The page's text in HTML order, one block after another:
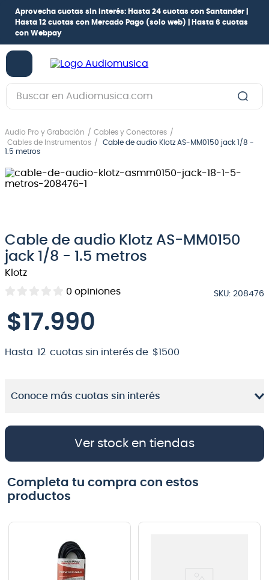
Aprovecha cuotas sin interés: Hasta 24 cuotas con Santander |
Hasta 12 cuotas con Mercado Pago (solo web) |
Hasta 6 cuotas
con Webpay
Buscar en Audiomusica.com
Audio Pro y Grabación
Cables y Conectores
Cables de Instrumentos
Cable de audio Klotz AS-MM0150 jack 1/8 -
1.5 metros
Cable de audio Klotz AS-MM0150
jack 1/8 - 1.5 metros
Klotz
0 opiniones SKU: 208476
$17.990
Hasta 12 cuotas sin interés de $1500
Conoce más cuotas sin interés
Ver stock en tiendas
Completa tu compra con estos
productos
1.
guitarra electrica
3.
guitarra electroacústica
6.
guitarra
teclado
10. violin